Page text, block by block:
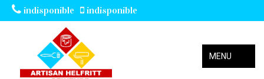
indisponible indisponible
MENU